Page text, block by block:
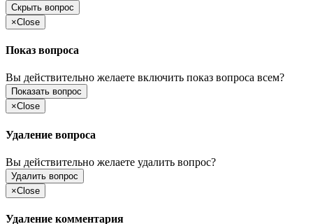
Скрыть вопрос
×Close
Показ вопроса
Вы действительно желаете включить показ вопроса всем?
Показать вопрос
×Close
Удаление вопроса
Вы действительно желаете удалить вопрос?
Удалить вопрос
×Close
Удаление комментария